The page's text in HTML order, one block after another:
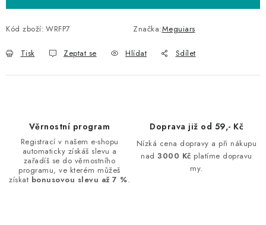
Kód zboží: WRFP7 Značka:Meguiars
Tisk Zeptat se Hlídat Sdílet
Věrnostní program
Registrací v našem e-shopu
automaticky získáš slevu a
zařadíš se do věrnostního
programu, ve kterém můžeš
získat bonusovou slevu až 7 %.
Doprava již od 59,- Kč
Nízká cena dopravy a při nákupu
nad3000 Kč platíme dopravu
my.